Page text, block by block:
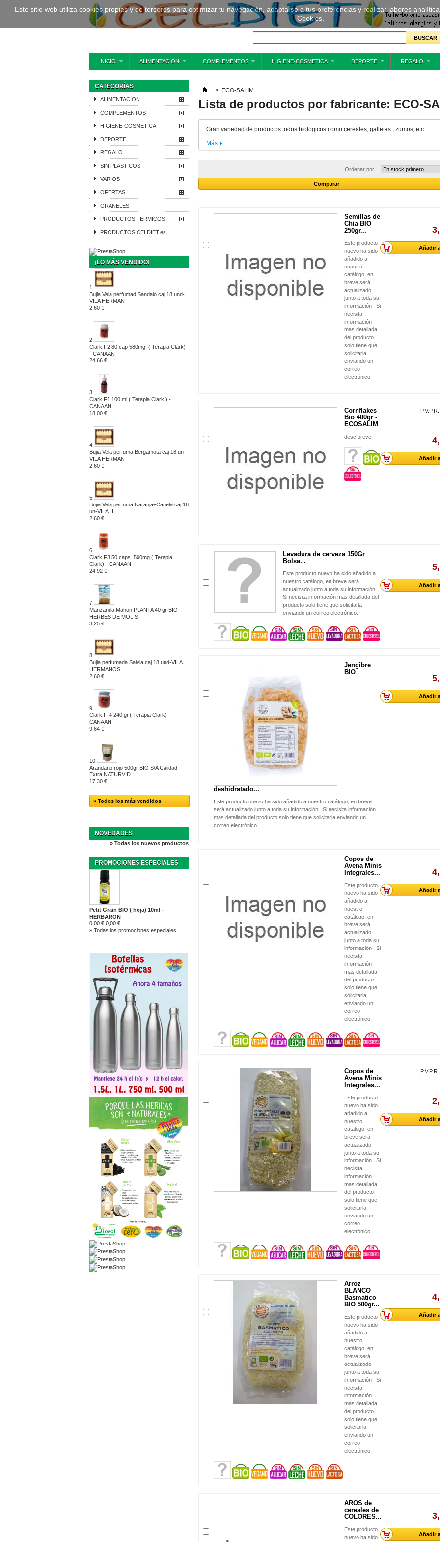
INICIO ALIMENTACION COMPLEMENTOS HIGIENE-COSMETICA DEPORTE REGALO
CATEGORÍAS
ALIMENTACION
COMPLEMENTOS
HIGIENE-COSMETICA
DEPORTE
REGALO
SIN PLASTICOS
VARIOS
OFERTAS
GRANELES
PRODUCTOS TERMICOS
PRODUCTOS CELDIET.es
¡LO MÁS VENDIDO!
1
Bujia Vela perfumad Sandalo caj 18 und-
VILA HERMAN
2,60 €
2
Clark F2 80 cap 580mg. ( Terapia Clark)
- CANAAN
24,66 €
3
Clark F1 100 ml ( Terapia Clark ) -
CANAAN
18,00 €
4
Bujia Vela perfuma Bergamota caj 18 un-
VILA HERMAN
2,60 €
5
Bujia Vela perfuma Naranja+Canela caj 18
un-VILA H
2,60 €
6
Clark F3 50 caps. 500mg ( Terapia
Clark).- CANAAN
24,92 €
7
Manzanilla Mahon PLANTA 40 gr BIO
HERBES DE MOLIS
3,25 €
8
Bujia perfumada Salvia caj 18 und-VILA
HERMANOS
2,60 €
9
Clark F-4 240 gr.( Terapia Clark) -
CANAAN
9,64 €
10
Arandano rojo 500gr BIO S/A Calidad
Extra NATURVID
17,30 €
» Todos los más vendidos
NOVEDADES
» Todas los nuevos productos
PROMOCIONES ESPECIALES
Petit Grain BIO ( hoja) 10ml -
HERBARON
0,00 € 0,00 €
» Todas los promociones especiales
> ECO-SALIM
Lista de productos por fabricante: ECO-
Gran variedad de productos todos biologicos como cereales, galletas , zumos, etc.
Más
Ordenar por
Semillas de
Chia BIO
250gr...
Este producto
nuevo ha sido
añadido a
nuestro
catálogo, en
breve será
actualizado
junto a toda su
información . Si
necisita
información
mas detallada
del producto
solo tiene que
solicitarla
enviando un
correo
electrónico.
Añadir
Cornflakes
Bio 400gr -
ECOSALIM
desc breve
P.V.P.R.:
Añadir
Levadura de cerveza 150Gr
Bolsa...
Este producto nuevo ha sido añadido a
nuestro catálogo, en breve será
actualizado junto a toda su información .
Si necisita información mas detallada del
producto solo tiene que solicitarla
enviando un correo electrónico.
Añadir
Jengibre
BIO
deshidratado...
Este producto nuevo ha sido añadido a nuestro catálogo, en breve
será actualizado junto a toda su información . Si necisita información
mas detallada del producto solo tiene que solicitarla enviando un
correo electrónico.
Añadir
Copos de
Avena Minis
Integrales...
Este producto
nuevo ha sido
añadido a
nuestro
catálogo, en
breve será
actualizado
junto a toda su
información . Si
necisita
información
mas detallada
del producto
solo tiene que
solicitarla
enviando un
correo
electrónico.
Añadir
Copos de
Avena Minis
Integrales...
Este producto
nuevo ha sido
añadido a
nuestro
catálogo, en
breve será
actualizado
junto a toda su
información . Si
necisita
información
mas detallada
del producto
solo tiene que
solicitarla
enviando un
correo
electrónico.
P.V.P.R.:
Añadir
Arroz
BLANCO
Basmatico
BIO 500gr...
Este producto
nuevo ha sido
añadido a
nuestro
catálogo, en
breve será
actualizado
junto a toda su
información . Si
necisita
información
mas detallada
del producto
solo tiene que
solicitarla
enviando un
correo
electrónico.
Añadir
AROS de
cereales de
COLORES...
Este producto
nuevo ha sido
Añadir
Este sitio web utiliza cookies propias y de terceros para optimizar tu navegación, adaptarse a tus preferencias y realizar labores
Cookies.